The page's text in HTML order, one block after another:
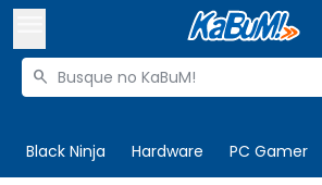
Buscar produtos

Black Ninja Hardware PC Gamer